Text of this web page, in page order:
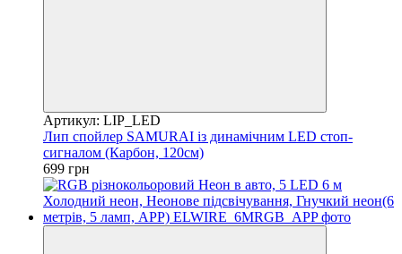
Артикул: LIP_LED
Лип спойлер SAMURAI із динамічним LED стоп-
сигналом (Карбон, 120см)
699 грн